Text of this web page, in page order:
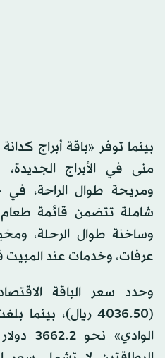
بينما توفر «باقة أبراج
منى في الأبراج
ومريحة طوال الراحة، في
شاملة تتضمن قائمة طعام
وساخنة طوال الرحلة،
عرفات، وخدمات عند المبيت
(4036.50 ريال)،